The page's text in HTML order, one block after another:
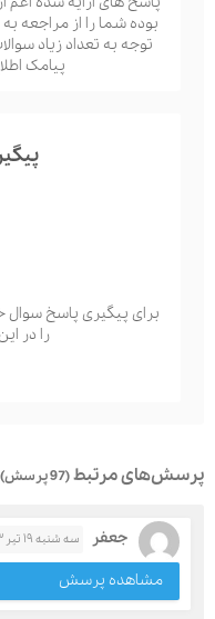
بوده شما را از مراجعه
پیامک
برای پیگیری پاسخ
را در
پرسش‌های مرتبط(97 پرسش)
جعفر سه شنبه ۱۹ تیر ۳( 2 سال پیش)
مشاهده پرسش